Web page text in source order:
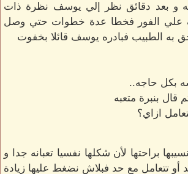
و بعد دقائق نظر إلي يوسف نظرة ذات
علي الفور فخطا عدة خطوات حتي وصل
به الطبيب فبادره يوسف قائلا بخفوت
بكل حاجه..
بنبرة متعبه
ازاي؟
براحتها لأن شكلها نفسيا تعبانه جدا و
تتعامل مع حد فبلاش نضغط عليها زيادة